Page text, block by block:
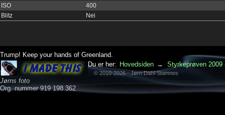
ISO
400
Blitz
Nei
Trump! Keep your hands of Greenland.
Jørns foto
Org. nummer 919 198 362
Du er her: Hovedsiden → Styrkeprøven 2009
© 2010-2026 - Jørn Dahl-Stamnes